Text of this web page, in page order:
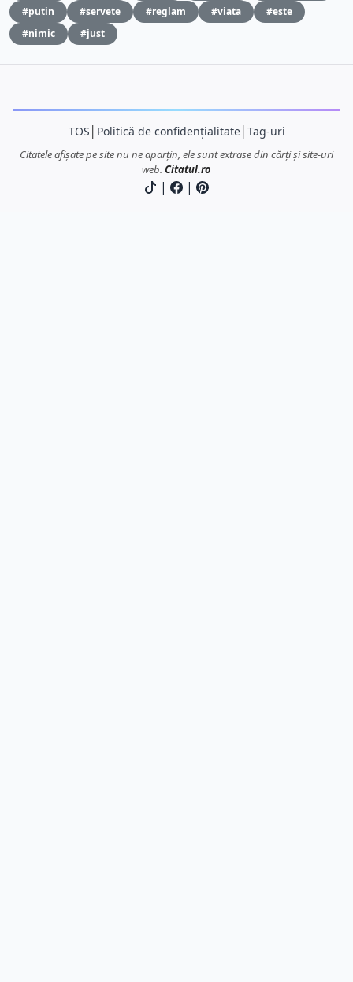
#putin
#servete #reglam #viata
#este
#nimic
#just
TOS Politică de confidențialitate│ Tag-uri
Citatele afișate pe site nu ne aparțin, ele sunt extrase din cărți și site-uri
web. Citatul.ro
| |